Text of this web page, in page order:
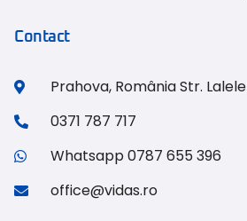
Contact
Prahova, România Str.
0371 787 717
Whatsapp 0787 655 396
office@vidas.ro